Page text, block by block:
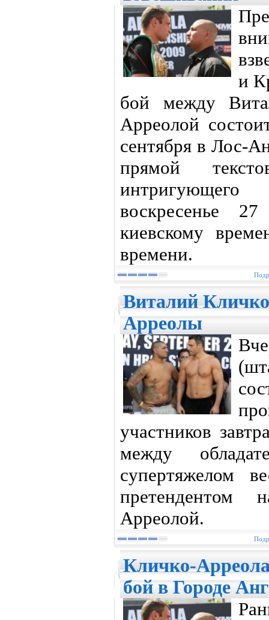
и
бой между
Арреолой
сентября в Лос-
прямой
воскресенье
киевскому
времени.
Виталий
Арреолы
участников
между
супертяжелом
Арреолой.
Кличко-
бой в Городе